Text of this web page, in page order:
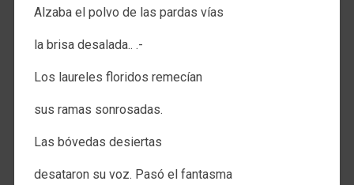
Alzaba el polvo de las pardas vías
la brisa desalada.. .-
Los laureles floridos remecían
sus ramas sonrosadas.
Las bóvedas desiertas
desataron su voz. Pasó el fantasma